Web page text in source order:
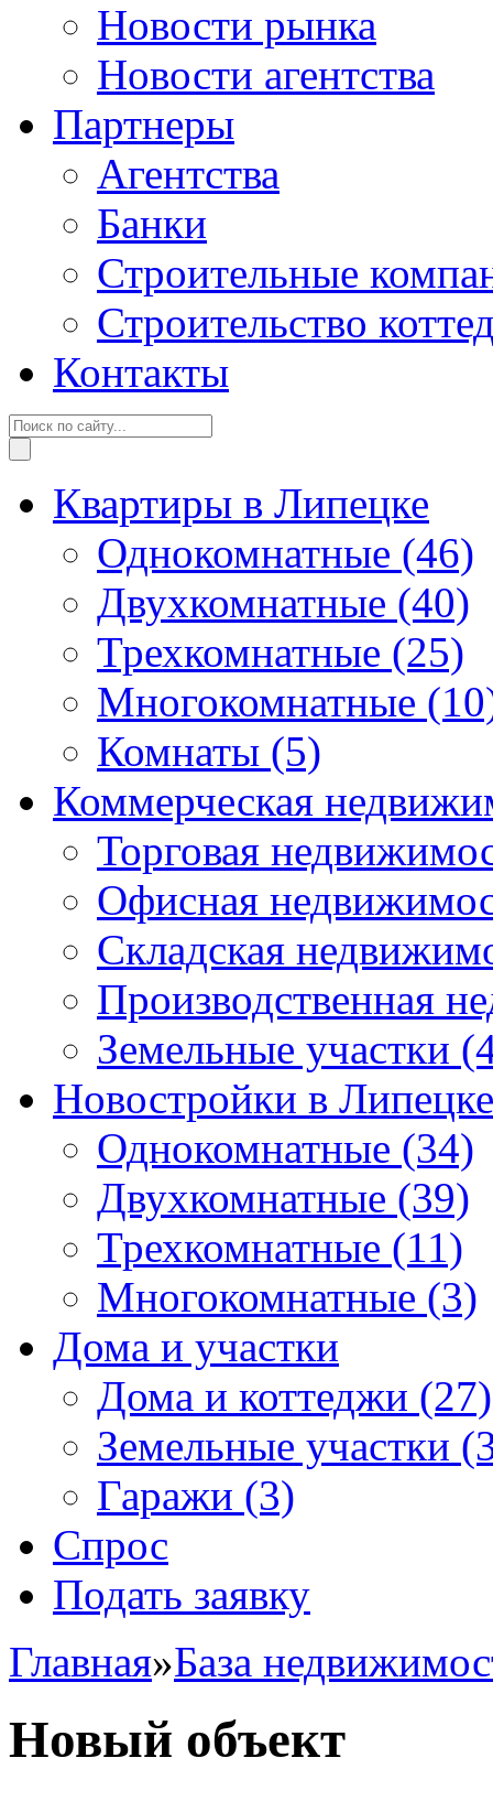
Новости рынка
Новости агентства
Партнеры
Агентства
Банки
Строительные
Строительство
Контакты
Квартиры в Липецке
Однокомнатные (46)
Двухкомнатные (40)
Трехкомнатные (25)
Многокомнатные
Комнаты (5)
Коммерческая
Торговая
Офисная
Складская
Производственная
Земельные участки
Новостройки в Липецке
Однокомнатные (34)
Двухкомнатные (39)
Трехкомнатные (11)
Многокомнатные (3)
Дома и участки
Дома и коттеджи (27)
Земельные участки
Гаражи (3)
Спрос
Подать заявку
Главная»База
Новый объект